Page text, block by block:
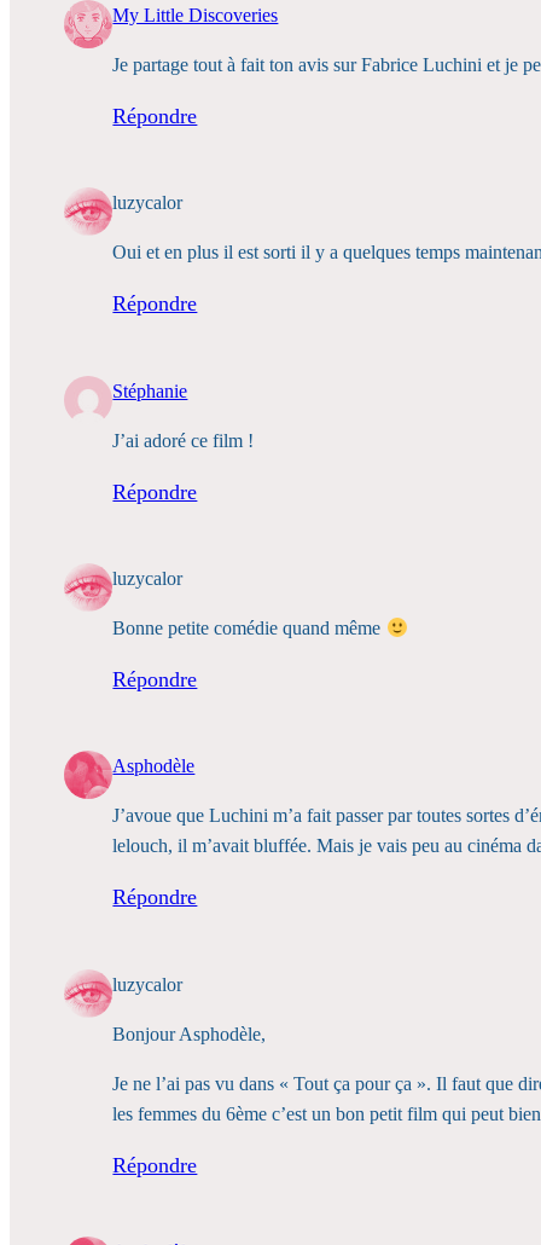
My Little Discoveries
Je partage tout à fait ton avis sur Fabrice Luchini et je
Répondre
luzycalor
Oui et en plus il est sorti il y a quelques temps
Répondre
Stéphanie
J’ai adoré ce film !
Répondre
luzycalor
Bonne petite comédie quand même
Répondre
Asphodèle
J’avoue que Luchini m’a fait passer par toutes sortes
lelouch, il m’avait bluffée. Mais je vais peu au cinéma
Répondre
luzycalor
Bonjour Asphodèle,
Je ne l’ai pas vu dans « Tout ça pour ça ». Il faut que
les femmes du 6ème c’est un bon petit film qui peut
Répondre